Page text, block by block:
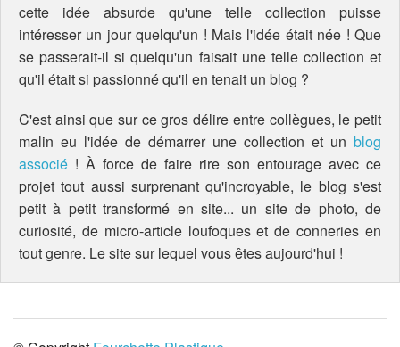
cette idée absurde qu'une telle collection puisse
intéresser un jour quelqu'un ! Mais l'idée était née ! Que
se passerait-il si quelqu'un faisait une telle collection et
qu'il était si passionné qu'il en tenait un blog ?
C'est ainsi que sur ce gros délire entre collègues, le petit
malin eu l'idée de démarrer une collection et un blog
associé ! À force de faire rire son entourage avec ce
projet tout aussi surprenant qu'incroyable, le blog s'est
petit à petit transformé en site... un site de photo, de
curiosité, de micro-article loufoques et de conneries en
tout genre. Le site sur lequel vous êtes aujourd'hui !